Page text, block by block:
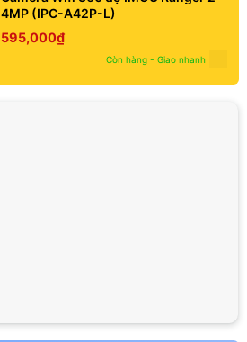
4MP (IPC-A42P-L)
595,000₫
Còn hàng - Giao nhanh